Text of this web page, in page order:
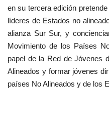
en su tercera edición
líderes de Estados no
alianza Sur Sur, y
Movimiento de los Países
papel de la Red de Jóvenes
Alineados y formar jóvenes
países No Alineados y de los